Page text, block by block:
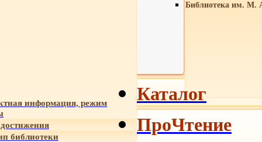
Библиотека им. М.
информация, режим
библиотеки
Каталог
ПроЧтение